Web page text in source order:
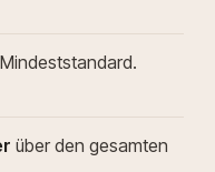
über den gesamten